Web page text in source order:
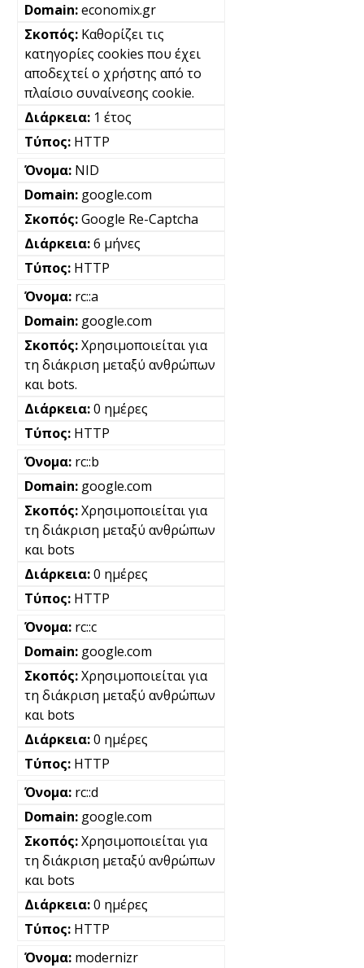
economix.gr
Καθορίζει τις
κατηγορίες cookies που έχει
αποδεχτεί ο χρήστης από το
πλαίσιο συναίνεσης cookie.
1 έτος
HTTP
NID
google.com
Google Re-Captcha
6 μήνες
HTTP
rc::a
google.com
Χρησιμοποιείται για
τη διάκριση μεταξύ ανθρώπων
και bots.
0 ημέρες
HTTP
rc::b
google.com
Χρησιμοποιείται για
τη διάκριση μεταξύ ανθρώπων
και bots
0 ημέρες
HTTP
rc::c
google.com
Χρησιμοποιείται για
τη διάκριση μεταξύ ανθρώπων
και bots
0 ημέρες
HTTP
rc::d
google.com
Χρησιμοποιείται για
τη διάκριση μεταξύ ανθρώπων
και bots
0 ημέρες
HTTP
modernizr